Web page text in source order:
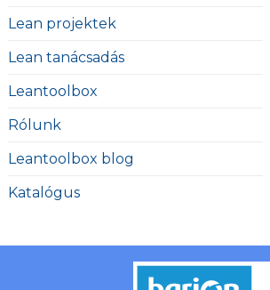
Lean projektek
Lean tanácsadás
Leantoolbox
Rólunk
Leantoolbox blog
Katalógus